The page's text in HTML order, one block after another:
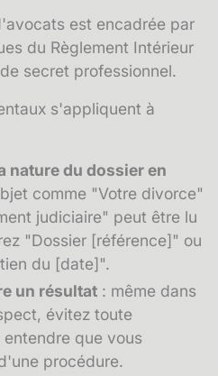
est encadrée par
du Règlement Intérieur
secret professionnel.
s'appliquent à
nature du dossier en
comme "Votre divorce"
judiciaire" peut être lu
"Dossier [référence]" ou
du [date]".
un résultat : même dans
évitez toute
que vous
procédure.